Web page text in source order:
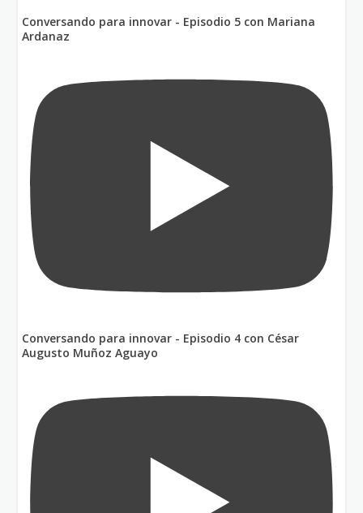
Conversando para innovar - Episodio 5 con Mariana
Ardanaz
Conversando para innovar - Episodio 4 con César
Augusto Muñoz Aguayo